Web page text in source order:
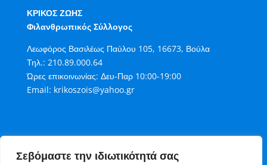
Σεβόμαστε την ιδιωτικότητά σας
ΚΡΙΚΟΣ ΖΩΗΣ
Φιλανθρωπικός Σύλλογος
Λεωφόρος Βασιλέως Παύλου 105, 16673, Βούλα
Τηλ.: 210.89.000.64
Ώρες επικοινωνίας: Δευ-Παρ 10:00-19:00
Email: krikoszois@yahoo.gr